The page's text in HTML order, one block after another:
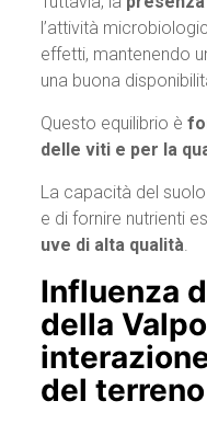
l’attività
effetti, mantenendo
una buona
Questo equilibrio è
delle viti e per la
La capacità del
e di fornire nutrienti
uve di alta qualità.
Influenza
della
del terreno